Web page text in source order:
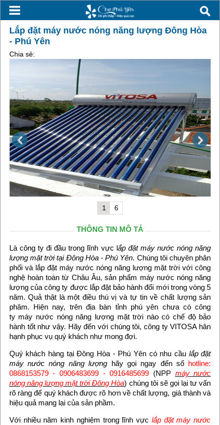
Lắp đặt máy nước nóng năng lượng Đông Hòa
- Phú Yên
Chia sẻ:
1 6
THÔNG TIN MÔ TẢ
Là công ty đi đầu trong lĩnh vực lắp đặt máy nước nóng năng
lượng mặt trời tại Đông Hòa - Phú Yên. Chúng tôi chuyên phân
phối và lắp đặt máy nước nóng năng lượng mặt trời với công
nghệ hoàn toàn từ Châu Âu, sản phẩm máy nước nóng năng
lượng của công ty được lắp đặt bảo hành đổi mới trong vòng 5
năm. Quả thật là một điều thú vị và tự tin về chất lượng sản
phâm. Hiện nay, trên địa bàn tỉnh phú yên chưa có công
ty máy nước nóng năng lượng mặt trời nào có chế độ bảo
hành tốt như vậy. Hãy đến với chúng tôi, công ty VITOSA hân
hạnh phục vụ quý khách như mong đợi.
Quý khách hàng tại Đông Hòa - Phú Yên có nhu cầu lắp đặt
máy nước nóng năng lượng hãy gọi ngay đến số hotline:
0868153579 - 0906483699 - 0916485699 (NPP máy nước
nóng năng lượng mặt trời Đông Hòa) chúng tôi sẽ gọi lại tư vấn
rõ ràng để quý khách được rõ hơn về chất lượng, giá thành và
hiệu quả mang lại của sản phầm.
Với nhiều năm kinh nghiệm trong lĩnh vực lắp đặt máy nước